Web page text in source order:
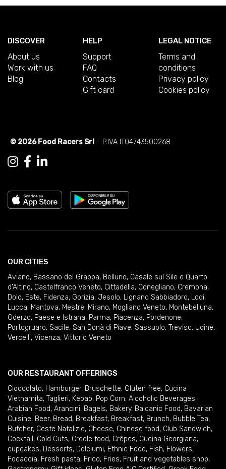
DISCOVER
About us
Work with us
Blog
HELP
Support
FAQ
Contacts
Gift card
LEGAL NOTICE
Terms and
conditions
Privacy policy
Cookies policy
© 2026 Food Racers Srl - P.IVA IT04743500268
OUR CITIES
Aviano, Bassano del Grappa, Belluno, Casale sul Sile e Quarto
d'Altino, Castelfranco Veneto, Cittadella, Conegliano, Cremona,
Dolo, Este, Fidenza, Gorizia, Jesolo, Lignano Sabbiadoro, Lodi,
Lucca, Mantova, Mestre, Mirano, Mogliano Veneto, Montebelluna,
Oderzo, Paese e Istrana, Parma, Piacenza, Pordenone,
Portogruaro, Sacile, San Donà di Piave, Sassuolo, Treviso, Udine,
Vercelli, Vicenza, Vittorio Veneto
OUR RESTAURANT OFFERINGS
Cioccolato, Hamburger, Bruschette, Gluten free, Cucina
Vietnamita, Taglieri, Kebab, Pop Corn, Alcoholic Beverages,
Arabian Food, Arancini, Bagels, Bakery, Balcanic Food, Bavarian
Cuisine, Beer, Bread, Breakfast, Breakfast, Brunch, Bubble Tea,
Butcher, Ceste Natalizie, Cheese, Chinese food, Club Sandwich,
Cocktail , Cold Cuts, Creole food, Crêpes, Cucina Georgiana,
cupcakes, Desserts, Dolciumi, Ethnic Food, Fish, Flowers,
Focaccia, Fresh pasta, Frico, Fries, Fruit and vegetables shop,